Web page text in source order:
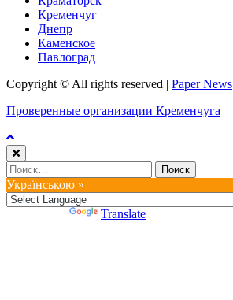
Кременчуг
Днепр
Каменское
Павлоград
Copyright © All rights reserved | Paper News
Проверенные организации Кременчуга
Найти:
Українською »
Translate